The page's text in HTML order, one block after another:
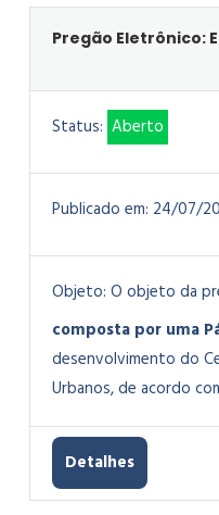
Pregão Eletrônico:
Status: Aberto
Publicado em: 24/07/
Objeto: O objeto da
composta por uma
desenvolvimento do
Urbanos, de acordo
Detalhes